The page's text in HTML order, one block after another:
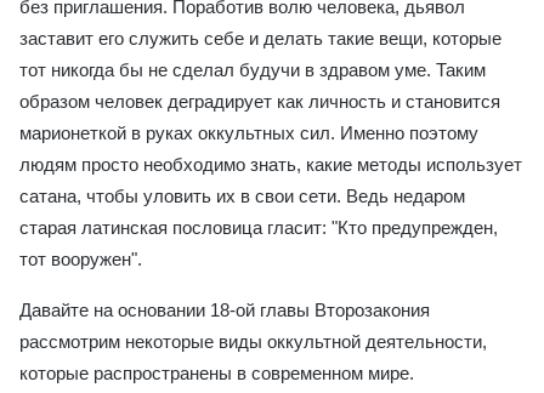
без приглашения. Поработив волю человека, дьявол
заставит его служить себе и делать такие вещи, которые
тот никогда бы не сделал будучи в здравом уме. Таким
образом человек деградирует как личность и становится
марионеткой в руках оккультных сил. Именно поэтому
людям просто необходимо знать, какие методы использует
сатана, чтобы уловить их в свои сети. Ведь недаром
старая латинская пословица гласит: "Кто предупрежден,
тот вооружен".
Давайте на основании 18-ой главы Второзакония
рассмотрим некоторые виды оккультной деятельности,
которые распространены в современном мире.